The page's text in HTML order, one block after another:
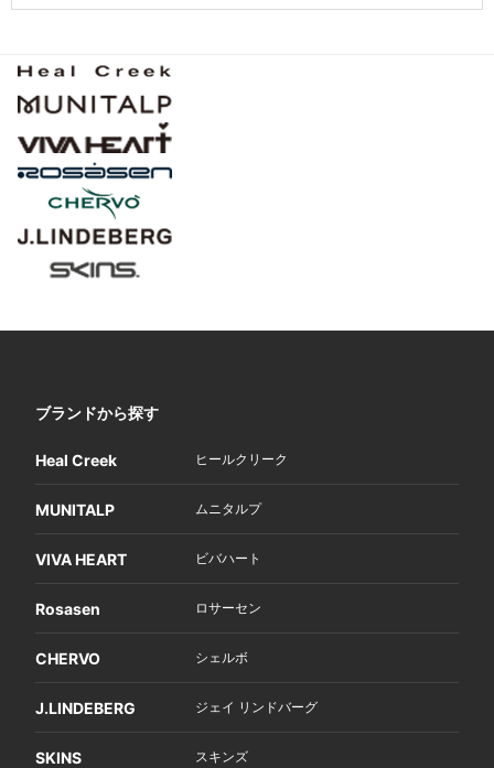
ブランドから探す
Heal Creek ヒールクリーク
MUNITALP ムニタルプ
VIVA HEART ビバハート
Rosasen ロサーセン
CHERVO シェルボ
J.LINDEBERG ジェイ リンドバーグ
SKINS スキンズ